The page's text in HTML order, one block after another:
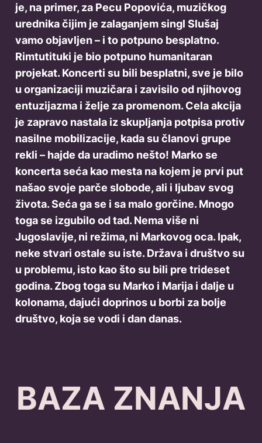
je, na primer, za Pecu Popovića, muzičkog
urednika čijim je zalaganjem singl Slušaj
vamo objavljen – i to potpuno besplatno.
Rimtutituki je bio potpuno humanitaran
projekat. Koncerti su bili besplatni, sve je bilo
u organizaciji muzičara i zavisilo od njihovog
entuzijazma i želje za promenom. Cela akcija
je zapravo nastala iz skupljanja potpisa protiv
nasilne mobilizacije, kada su članovi grupe
rekli – hajde da uradimo nešto! Marko se
koncerta seća kao mesta na kojem je prvi put
našao svoje parče slobode, ali i ljubav svog
života. Seća ga se i sa malo gorčine. Mnogo
toga se izgubilo od tad. Nema više ni
Jugoslavije, ni režima, ni Markovog oca. Ipak,
neke stvari ostale su iste. Država i društvo su
u problemu, isto kao što su bili pre trideset
godina. Zbog toga su Marko i Marija i dalje u
kolonama, dajući doprinos u borbi za bolje
društvo, koja se vodi i dan danas.
BAZA ZNANJA